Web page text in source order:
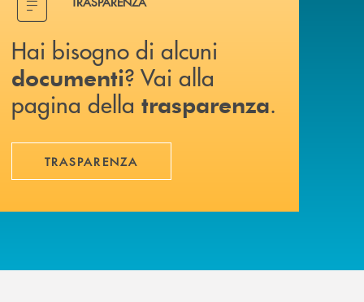
Hai bisogno di alcuni
documenti? Vai alla
pagina della trasparenza.
TRASPARENZA